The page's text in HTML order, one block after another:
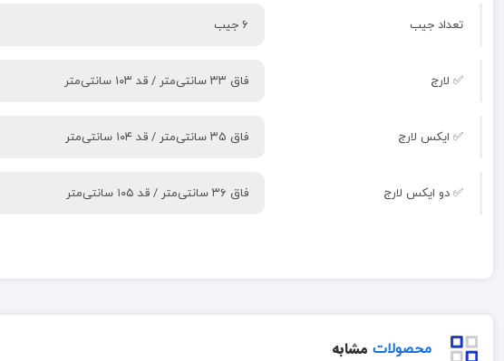
تعداد جیب ۶ جیب
✅ لارج فاق ۳۳ سانتی‌متر / قد ۱۰۳ سانتی‌متر
✅ ایکس لارج فاق ۳۵ سانتی‌متر / قد ۱۰۴ سانتی‌متر
✅ دو ایکس لارج فاق ۳۶ سانتی‌متر / قد ۱۰۵ سانتی‌متر
محصولات مشابه